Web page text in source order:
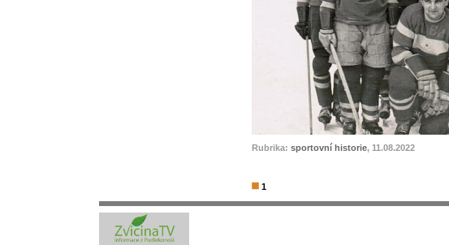
Rubrika: sportovní historie, 11.08.2022
1